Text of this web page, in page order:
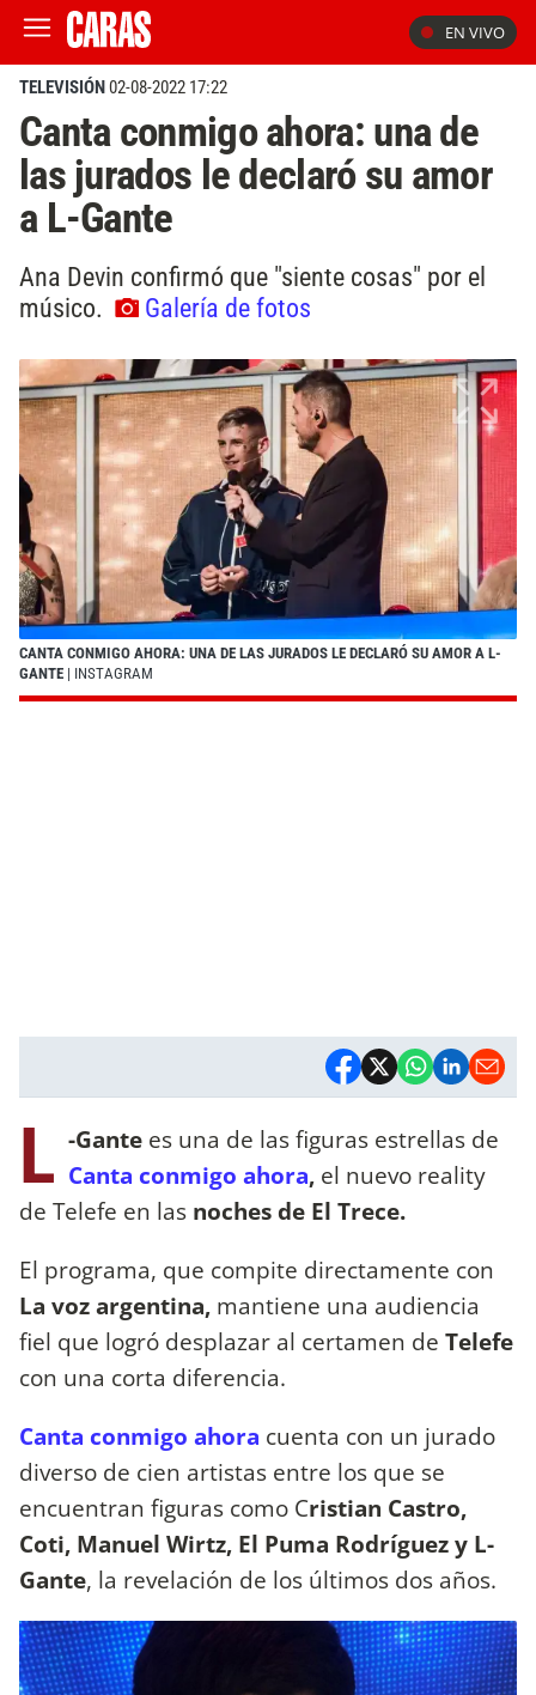
EN VIVO
TELEVISIÓN02-08-2022 17:22
Canta conmigo ahora: una de
las jurados le declaró su amor
a L-Gante
Ana Devin confirmó que "siente cosas" por el
músico.
Galería de fotos
CANTA CONMIGO AHORA: UNA DE LAS JURADOS LE DECLARÓ SU AMOR A L-
GANTE | INSTAGRAM
L -Gante es una de las figuras estrellas de
Canta conmigo ahora, el nuevo reality
de Telefe en las noches de El Trece.
El programa, que compite directamente con
La voz argentina, mantiene una audiencia
fiel que logró desplazar al certamen de Telefe
con una corta diferencia.
Canta conmigo ahora cuenta con un jurado
diverso de cien artistas entre los que se
encuentran figuras como Cristian Castro,
Coti, Manuel Wirtz, El Puma Rodríguez y L-
Gante, la revelación de los últimos dos años.